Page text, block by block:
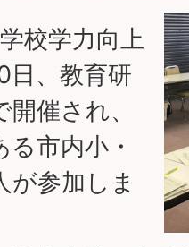
校学力向上
日、教育研
催され、
市内小・
が参加しま